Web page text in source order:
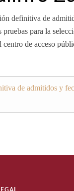
definitiva de
pruebas para la
centro de acceso
de admitidos y